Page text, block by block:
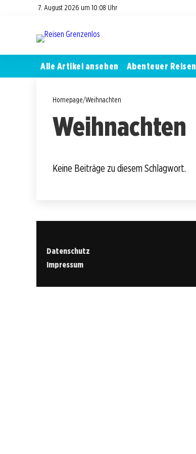
7. August 2026 um 10:08 Uhr
Alle Artikel ansehen Abenteuer Reisen
Homepage/Weihnachten
Weihnachten
Keine Beiträge zu diesem Schlagwort.
Datenschutz
Impressum